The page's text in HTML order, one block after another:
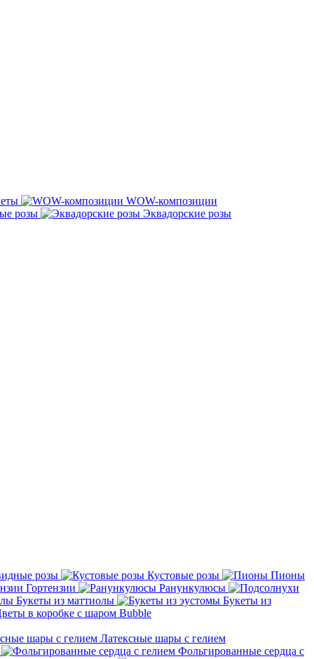
WOW-композиции
розы Эквадорские розы
розы Кустовые розы
Пионы
Гортензии
Ранункулюсы
Букеты из маттиолы
Букеты из
в коробке с шаром Bubble
Латексные шары с гелием
Фольгированные сердца с